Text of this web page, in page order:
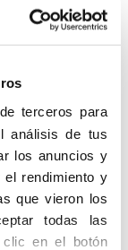
terceros para
análisis de tus
los anuncios y
el rendimiento y
que vieron los
todas las
clic en el botón
de